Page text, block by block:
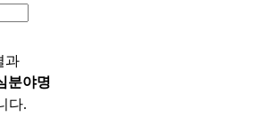
과
분야명
다.